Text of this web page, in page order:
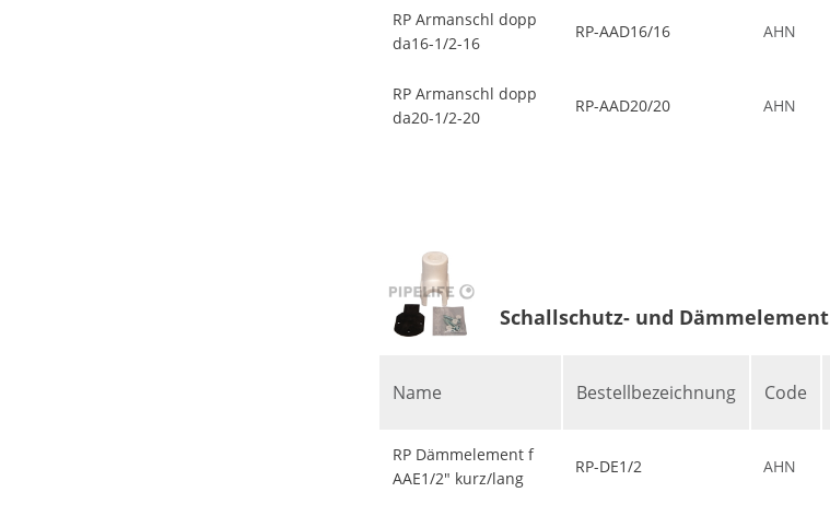
RP Armanschl dopp
da16-1/2-16
RP-AAD16/16 AHN
RP Armanschl dopp
da20-1/2-20
RP-AAD20/20 AHN
Schallschutz- und Dämmelement
Name Bestellbezeichnung Code
RP Dämmelement f
AAE1/2" kurz/lang
RP-DE1/2 AHN